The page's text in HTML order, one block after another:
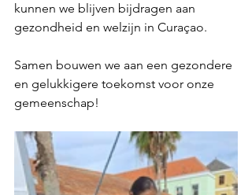
kunnen we blijven bijdragen aan
gezondheid en welzijn in Curaçao.
Samen bouwen we aan een gezondere
en gelukkigere toekomst voor onze
gemeenschap!